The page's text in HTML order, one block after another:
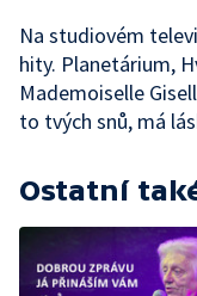
Na studiovém
hity. Planetárium,
Mademoiselle
to tvých snů, má
Ostatní